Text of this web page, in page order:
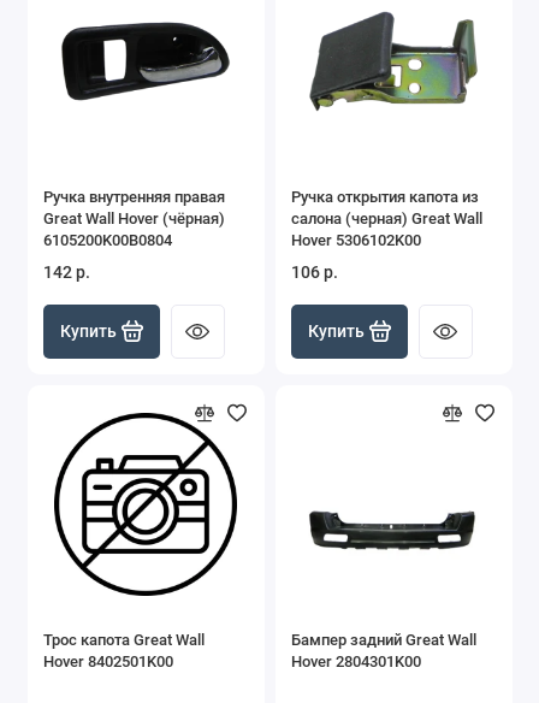
Ручка внутренняя правая
Great Wall Hover (чёрная)
6105200K00B0804
142 р.
Купить
Ручка открытия капота из
салона (черная) Great Wall
Hover 5306102K00
106 р.
Купить
Трос капота Great Wall
Hover 8402501K00
Бампер задний Great Wall
Hover 2804301K00